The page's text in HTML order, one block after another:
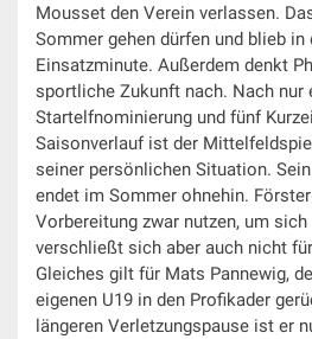
Mousset den Verein verlassen.
Sommer gehen dürfen und blieb in
Einsatzminute. Außerdem denkt
sportliche Zukunft nach. Nach nur
Startelfnominierung und fünf
Saisonverlauf ist der
seiner persönlichen Situation.
endet im Sommer ohnehin.
Vorbereitung zwar nutzen, um
verschließt sich aber auch nicht
Gleiches gilt für Mats Pannewig,
eigenen U19 in den Profikader
längeren Verletzungspause ist er